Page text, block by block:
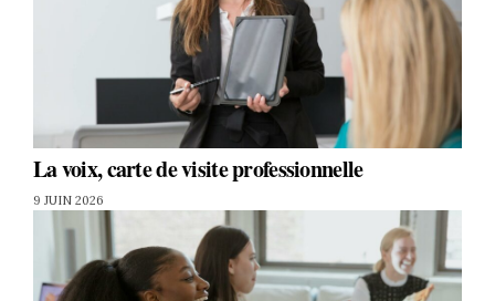
La voix, carte de visite professionnelle
9 JUIN 2026